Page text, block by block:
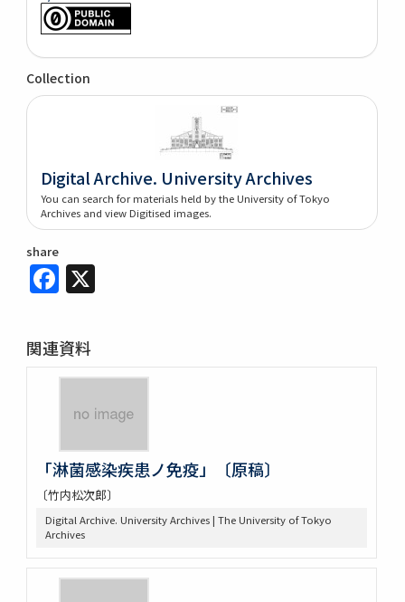
Collection
Digital Archive. University Archives
You can search for materials held by the University of Tokyo
Archives and view Digitised images.
share
Facebook
関連資料
「淋菌感染疾患ノ免疫」〔原稿〕
〔竹内松次郎〕
Digital Archive. University Archives | The University of Tokyo
Archives